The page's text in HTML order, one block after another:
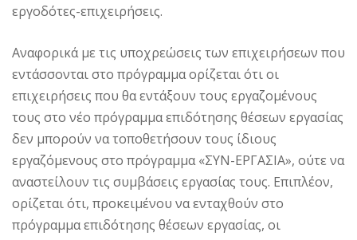
εργοδότες-επιχειρήσεις.
Αναφορικά με τις υποχρεώσεις των επιχειρήσεων που
εντάσσονται στο πρόγραμμα ορίζεται ότι οι
επιχειρήσεις που θα εντάξουν τους εργαζομένους
τους στο νέο πρόγραμμα επιδότησης θέσεων εργασίας
δεν μπορούν να τοποθετήσουν τους ίδιους
εργαζόμενους στο πρόγραμμα «ΣΥΝ-ΕΡΓΑΣΙΑ», ούτε να
αναστείλουν τις συμβάσεις εργασίας τους. Επιπλέον,
ορίζεται ότι, προκειμένου να ενταχθούν στο
πρόγραμμα επιδότησης θέσεων εργασίας, οι